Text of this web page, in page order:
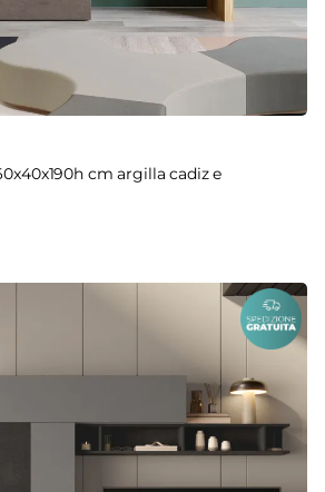
cm argilla cadiz e